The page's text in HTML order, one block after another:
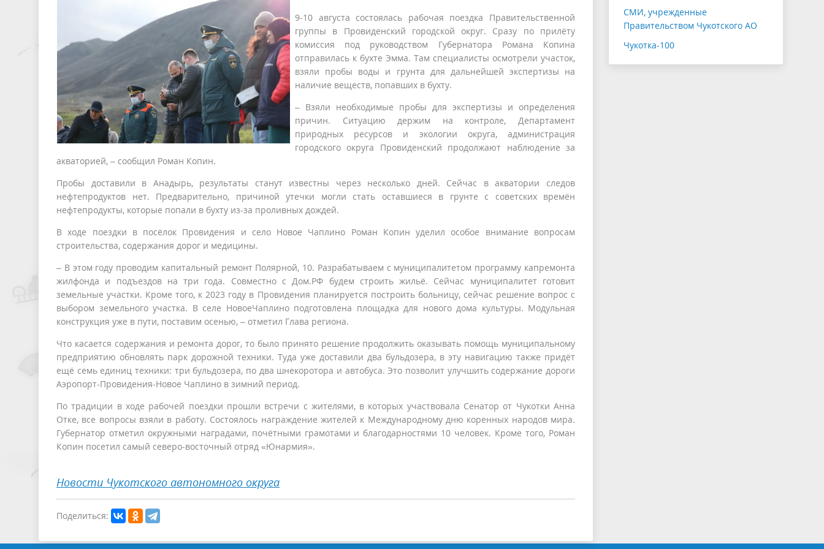
9-10 августа состоялась рабочая поездка Правительственной
группы в Провиденский городской округ. Сразу по прилёту
комиссия под руководством Губернатора Романа Копина
отправилась к бухте Эмма. Там специалисты осмотрели участок,
взяли пробы воды и грунта для дальнейшей экспертизы на
наличие веществ, попавших в бухту.
– Взяли необходимые пробы для экспертизы и определения
причин. Ситуацию держим на контроле, Департамент
природных ресурсов и экологии округа, администрация
городского округа Провиденский продолжают наблюдение за
акваторией, – сообщил Роман Копин.
Пробы доставили в Анадырь, результаты станут известны через несколько дней. Сейчас в акватории следов
нефтепродуктов нет. Предварительно, причиной утечки могли стать оставшиеся в грунте с советских времён
нефтепродукты, которые попали в бухту из-за проливных дождей.
В ходе поездки в посёлок Провидения и село Новое Чаплино Роман Копин уделил особое внимание вопросам
строительства, содержания дорог и медицины.
– В этом году проводим капитальный ремонт Полярной, 10. Разрабатываем с муниципалитетом программу капремонта
жилфонда и подъездов на три года. Совместно с Дом.РФ будем строить жильё. Сейчас муниципалитет готовит
земельные участки. Кроме того, к 2023 году в Провидения планируется построить больницу, сейчас решение вопрос с
выбором земельного участка. В селе НовоеЧаплино подготовлена площадка для нового дома культуры. Модульная
конструкция уже в пути, поставим осенью, – отметил Глава региона.
Что касается содержания и ремонта дорог, то было принято решение продолжить оказывать помощь муниципальному
предприятию обновлять парк дорожной техники. Туда уже доставили два бульдозера, в эту навигацию также придёт
ещё семь единиц техники: три бульдозера, по два шнекоротора и автобуса. Это позволит улучшить содержание дороги
Аэропорт-Провидения-Новое Чаплино в зимний период.
По традиции в ходе рабочей поездки прошли встречи с жителями, в которых участвовала Сенатор от Чукотки Анна
Отке, все вопросы взяли в работу. Состоялось награждение жителей к Международному дню коренных народов мира.
Губернатор отметил окружными наградами, почётными грамотами и благодарностями 10 человек. Кроме того, Роман
Копин посетил самый северо-восточный отряд «Юнармия».
Новости Чукотского автономного округа
Поделиться:
СМИ, учрежденные
Правительством Чукотского АО
Чукотка-100